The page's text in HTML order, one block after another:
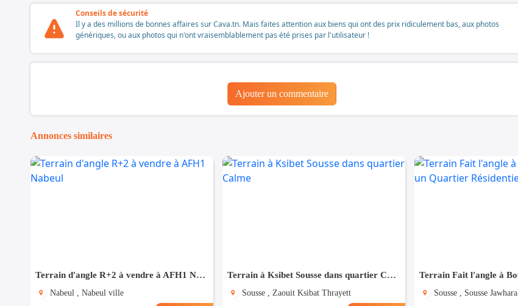
Conseils de sécurité
Il y a des millions de bonnes affaires sur Cava.tn. Mais faites attention aux biens qui ont des prix ridiculement bas, aux photos
génériques, ou aux photos qui n'ont vraisemblablement pas été prises par l'utilisateur !
Ajouter un commentaire
Annonces similaires
Terrain d'angle R+2 à vendre à AFH1 Nabeul
Nabeul , Nabeul ville
Terrain à Ksibet Sousse dans quartier Calme
Sousse , Zaouit Ksibat Thrayett Sousse , Sousse Jawhara